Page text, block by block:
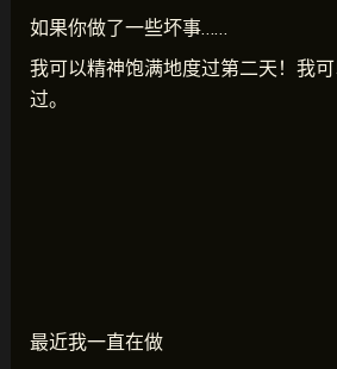
如果你做了一些坏事……
我可以精神饱满地度过第二天！我
过。
最近我一直在做